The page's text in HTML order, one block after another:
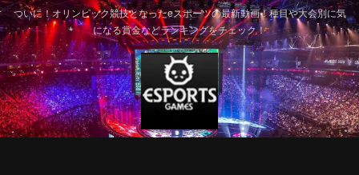
ついに！オリンピック競技となったeスポーツの最新動画！種目や大会別に気
になる賞金などランキングをチェック！